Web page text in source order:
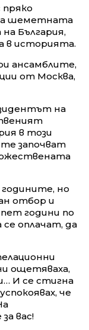
пряко
шеметната
България,
в историята.
ансамблите,
от Москва,
на
в този
започват
но
отбор и
години по
се оплачат, да
ощетяваха,
И се стигна
че
вас!